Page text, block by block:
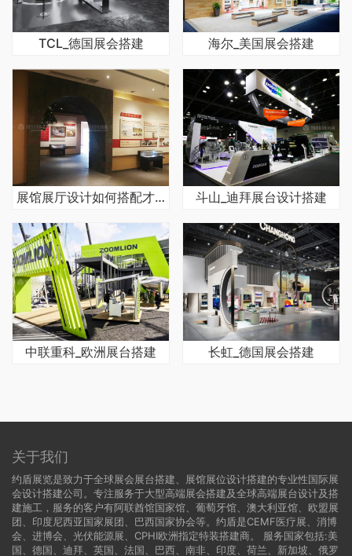
TCL_德国展会搭建 海尔_美国展会搭建
展馆展厅设计如何搭配才能使得效果好 斗山_迪拜展台设计搭建
中联重科_欧洲展台搭建 长虹_德国展会搭建
关于我们
约盾展览是致力于全球展会展台搭建、展馆展位设计搭建的专业性国际展
会设计搭建公司。专注服务于大型高端展会搭建及全球高端展台设计及搭
建施工，服务的客户有阿联酋馆国家馆、葡萄牙馆、澳大利亚馆、欧盟展
团、印度尼西亚国家展团、巴西国家协会等。约盾是CEMF医疗展、消博
会、进博会、光伏能源展、CPHI欧洲指定特装搭建商。 服务国家包括:美
国
德国 、迪拜、英国、法国、巴西、南非、印度、荷兰、新加坡、俄罗